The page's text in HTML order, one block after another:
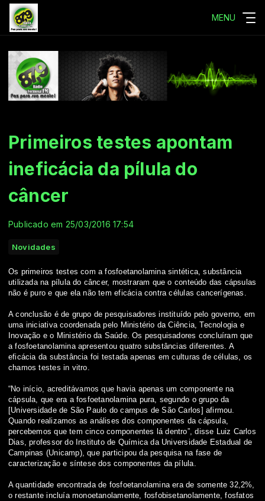
MENU
Primeiros testes apontam
ineficácia da pílula do
câncer
Publicado em 25/03/2016 17:54
Novidades
Os primeiros testes com a fosfoetanolamina sintética, substância
utilizada na pílula do câncer, mostraram que o conteúdo das cápsulas
não é puro e que ela não tem eficácia contra células cancerígenas.
A conclusão é de grupo de pesquisadores instituído pelo governo, em
uma iniciativa coordenada pelo Ministério da Ciência, Tecnologia e
Inovação e o Ministério da Saúde. Os pesquisadores concluíram que
a fosfoetanolamina apresentou quatro substâncias diferentes. A
eficácia da substância foi testada apenas em culturas de células, os
chamos testes in vitro.
“No início, acreditávamos que havia apenas um componente na
cápsula, que era a fosfoetanolamina pura, segundo o grupo da
[Universidade de São Paulo do campus de São Carlos] afirmou.
Quando realizamos as análises dos componentes da cápsula,
percebemos que tem cinco componentes lá dentro”, disse Luiz Carlos
Dias, professor do Instituto de Química da Universidade Estadual de
Campinas (Unicamp), que participou da pesquisa na fase de
caracterização e síntese dos componentes da pílula.
A quantidade encontrada de fosfoetanolamina era de somente 32,2%,
o restante incluía monoetanolamente, fosfobisetanolamente, fosfatos